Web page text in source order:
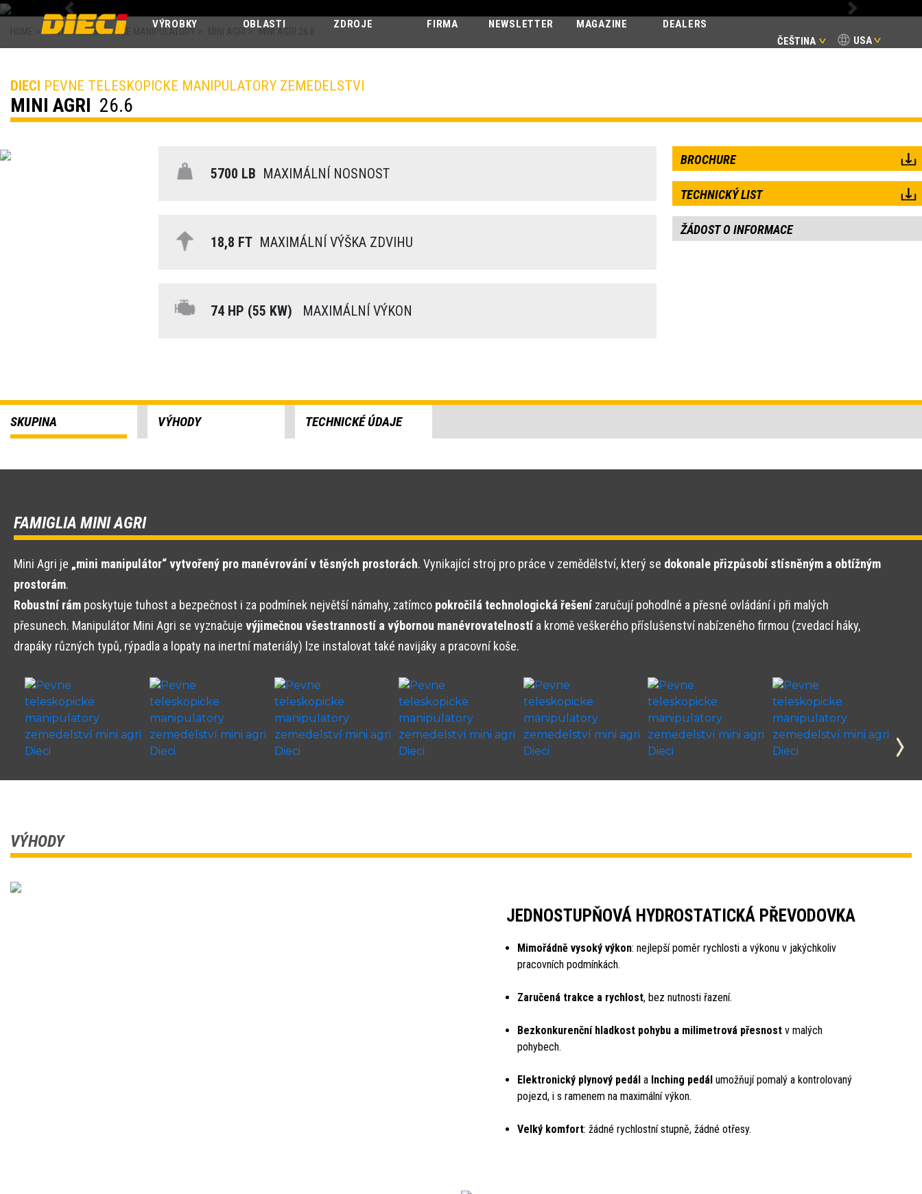
USA
ČEŠTINA
NEWSLETTER MAGAZINE DEALERS
VÝROBKY OBLASTI ZDROJE FIRMA
Previous Next
MINI AGRI
PEVNE TELESKOPICKE MANIPULATORY
DIECI PEVNE TELESKOPICKE MANIPULATORY ZEMEDELSTVI
MINI AGRI 26.6
5700 LB MAXIMÁLNÍ NOSNOST
18,8 FTMAXIMÁLNÍ VÝŠKA ZDVIHU
74 HP (55 KW) MAXIMÁLNÍ VÝKON
BROCHURE
TECHNICKÝ LIST
ŽÁDOST O INFORMACE
SKUPINA VÝHODY TECHNICKÉ ÚDAJE
FAMIGLIA MINI AGRI
Mini Agri je „mini manipulátor“ vytvořený pro manévrování v těsných prostorách. Vynikající stroj pro práce v zemědělství, který se dokonale přizpůsobí stísněným a obtížným
prostorám.
Robustní rám poskytuje tuhost a bezpečnost i za podmínek největší námahy, zatímco pokročilá technologická řešenízaručují pohodlné a přesné ovládání i při malých
přesunech. Manipulátor Mini Agri se vyznačuje výjimečnou všestranností a výbornou manévrovatelnostía kromě veškerého příslušenství nabízeného firmou (zvedací háky,
drapáky různých typů, rýpadla a lopaty na inertní materiály) lze instalovat také navijáky a pracovní koše.
VÝHODY
JEDNOSTUPŇOVÁ HYDROSTATICKÁ PŘEVODOVKA
Mimořádně vysoký výkon: nejlepší poměr rychlosti a výkonu v jakýchkoliv
pracovních podmínkách.
Zaručená trakce a rychlost, bez nutnosti řazení.
Bezkonkurenční hladkost pohybu a milimetrová přesnostv malých
pohybech.
Elektronický plynový pedála Inching pedálumožňují pomalý a kontrolovaný
pojezd, i s ramenem na maximální výkon.
Velký komfort: žádné rychlostní stupně, žádné otřesy.